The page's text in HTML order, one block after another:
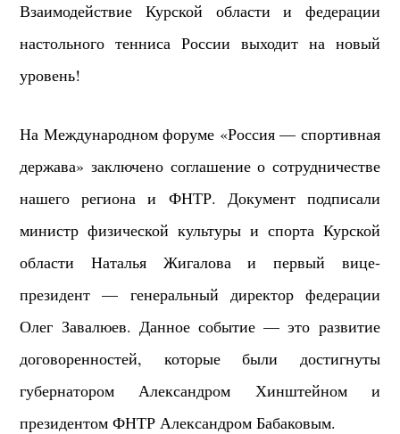
Взаимодействие Курской области и федерации
настольного тенниса России выходит на новый
уровень!
На Международном форуме «Россия — спортивная
держава» заключено соглашение о сотрудничестве
нашего региона и ФНТР.
Документ подписали
министр физической культуры и спорта Курской
области Наталья Жигалова и первый вице-
президент — генеральный директор федерации
Олег Завалюев. Данное событие — это развитие
договоренностей, которые были достигнуты
губернатором Александром Хинштейном и
президентом ФНТР Александром Бабаковым.